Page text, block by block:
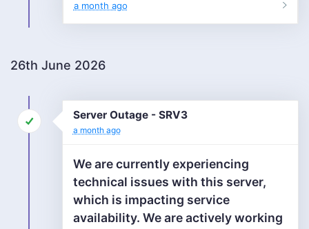
a month ago
26th June 2026
Server Outage - SRV3
a month ago
We are currently experiencing
technical issues with this server,
which is impacting service
availability. We are actively working